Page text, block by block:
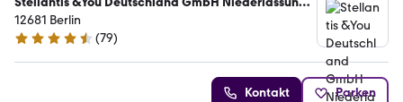
Berlin Marzahn
12681 Berlin
4.6 Sterne
(79)
Kontakt Parken